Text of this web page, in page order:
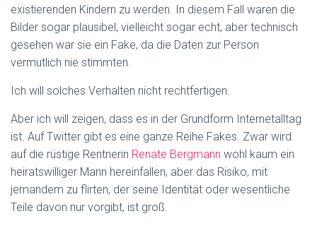
existierenden Kindern zu werden. In diesem Fall waren die
Bilder sogar plausibel, vielleicht sogar echt, aber technisch
gesehen war sie ein Fake, da die Daten zur Person
vermutlich nie stimmten.
Ich will solches Verhalten nicht rechtfertigen.
Aber ich will zeigen, dass es in der Grundform Internetalltag
ist. Auf Twitter gibt es eine ganze Reihe Fakes. Zwar wird
auf die rüstige Rentnerin Renate Bergmann wohl kaum ein
heiratswilliger Mann hereinfallen, aber das Risiko, mit
jemandem zu flirten, der seine Identität oder wesentliche
Teile davon nur vorgibt, ist groß.